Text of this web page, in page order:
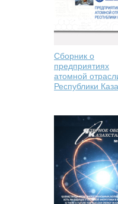
Сборник о
предприятиях
атомной
Республики